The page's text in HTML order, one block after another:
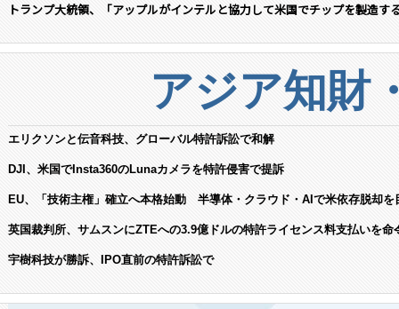
トランプ大統領、「アップルがインテルと協力して米国でチップを製造す
アジア知財
エリクソンと伝音科技、グローバル特許訴訟で和解
DJI、米国でInsta360のLunaカメラを特許侵害で提訴
EU、「技術主権」確立へ本格始動 半導体・クラウド・AIで米依存脱却を
英国裁判所、サムスンにZTEへの3.9億ドルの特許ライセンス料支払いを命
宇樹科技が勝訴、IPO直前の特許訴訟で